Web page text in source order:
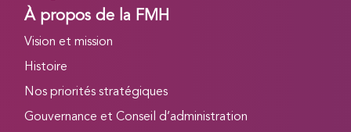
À propos de la FMH
Vision et mission
Histoire
Nos priorités stratégiques
Gouvernance et Conseil d’administration